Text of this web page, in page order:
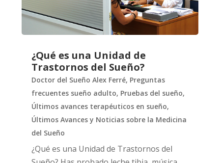
¿Qué es una Unidad de
Trastornos del Sueño?
Doctor del Sueño Alex Ferré, Preguntas
frecuentes sueño adulto, Pruebas del sueño,
Últimos avances terapéuticos en sueño,
Últimos Avances y Noticias sobre la Medicina
del Sueño
¿Qué es una Unidad de Trastornos del